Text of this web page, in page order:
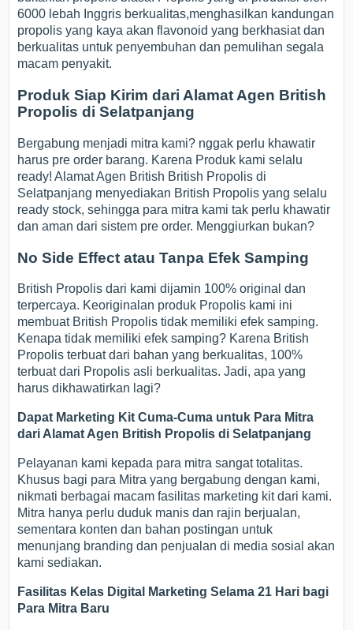
6000 lebah Inggris berkualitas,menghasilkan kandungan
propolis yang kaya akan flavonoid yang berkhasiat dan
berkualitas untuk penyembuhan dan pemulihan segala
macam penyakit.
Produk Siap Kirim dari Alamat Agen British
Propolis di Selatpanjang
Bergabung menjadi mitra kami? nggak perlu khawatir
harus pre order barang. Karena Produk kami selalu
ready! Alamat Agen British British Propolis di
Selatpanjang menyediakan British Propolis yang selalu
ready stock, sehingga para mitra kami tak perlu khawatir
dan aman dari sistem pre order. Menggiurkan bukan?
No Side Effect atau Tanpa Efek Samping
British Propolis dari kami dijamin 100% original dan
terpercaya. Keoriginalan produk Propolis kami ini
membuat British Propolis tidak memiliki efek samping.
Kenapa tidak memiliki efek samping? Karena British
Propolis terbuat dari bahan yang berkualitas, 100%
terbuat dari Propolis asli berkualitas. Jadi, apa yang
harus dikhawatirkan lagi?
Dapat Marketing Kit Cuma-Cuma untuk Para Mitra
dari Alamat Agen British Propolis di Selatpanjang
Pelayanan kami kepada para mitra sangat totalitas.
Khusus bagi para Mitra yang bergabung dengan kami,
nikmati berbagai macam fasilitas marketing kit dari kami.
Mitra hanya perlu duduk manis dan rajin berjualan,
sementara konten dan bahan postingan untuk
menunjang branding dan penjualan di media sosial akan
kami sediakan.
Fasilitas Kelas Digital Marketing Selama 21 Hari bagi
Para Mitra Baru